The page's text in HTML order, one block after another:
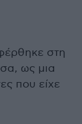
στη
ως μια
που είχε